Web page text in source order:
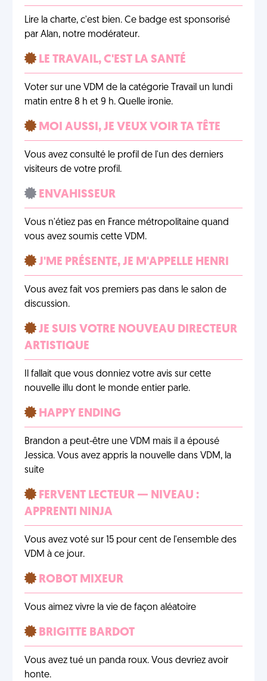
Lire la charte, c'est bien. Ce badge est sponsorisé
par Alan, notre modérateur.
LE TRAVAIL, C'EST LA SANTÉ
Voter sur une VDM de la catégorie Travail un lundi
matin entre 8 h et 9 h. Quelle ironie.
MOI AUSSI, JE VEUX VOIR TA TÊTE
Vous avez consulté le profil de l'un des derniers
visiteurs de votre profil.
ENVAHISSEUR
Vous n'étiez pas en France métropolitaine quand
vous avez soumis cette VDM.
J'ME PRÉSENTE, JE M'APPELLE HENRI
Vous avez fait vos premiers pas dans le salon de
discussion.
JE SUIS VOTRE NOUVEAU DIRECTEUR
ARTISTIQUE
Il fallait que vous donniez votre avis sur cette
nouvelle illu dont le monde entier parle.
HAPPY ENDING
Brandon a peut-être une VDM mais il a épousé
Jessica. Vous avez appris la nouvelle dans VDM, la
suite
FERVENT LECTEUR — NIVEAU :
APPRENTI NINJA
Vous avez voté sur 15 pour cent de l'ensemble des
VDM à ce jour.
ROBOT MIXEUR
Vous aimez vivre la vie de façon aléatoire
BRIGITTE BARDOT
Vous avez tué un panda roux. Vous devriez avoir
honte.